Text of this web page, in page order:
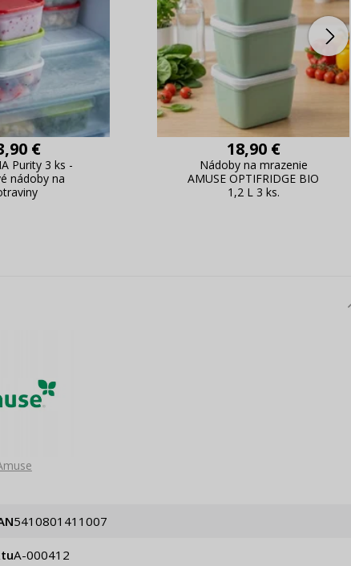
€
Purity 3 ks -
nádoby na
18,90 €
Nádoby na mrazenie
AMUSE OPTIFRIDGE BIO
1,2 L 3 ks.
5410801411007
A-000412